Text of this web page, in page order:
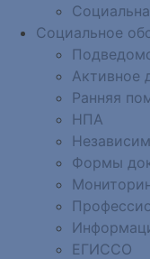
Социальное
Активное
Ранняя
НПА
Формы
ЕГИССО